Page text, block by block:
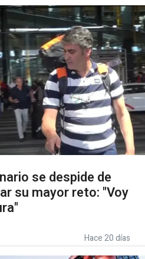
se despide de
su mayor reto: "Voy
Hace 20 días